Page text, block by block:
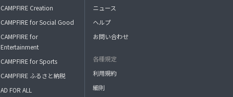
CAMPFIRE Creation
CAMPFIRE for Social Good
CAMPFIRE for
Entertainment
CAMPFIRE for Sports
CAMPFIRE ふるさと納税
AD FOR ALL
ニュース
ヘルプ
お問い合わせ
各種規定
利用規約
細則